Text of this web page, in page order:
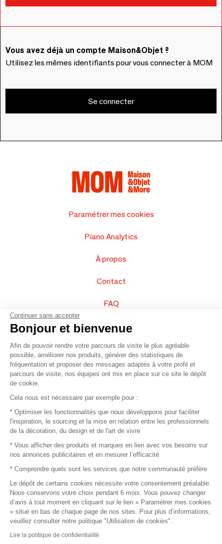
Vous avez déjà un compte Maison&Objet ?
Utilisez les mêmes identifiants pour vous connecter à MOM
Se connecter
Paramétrer mes cookies
Piano Analytics
À propos
Contact
FAQ
Vendez vos produits
Plan du site
© 2016 –Organisation SAFI
Recrutement
Mentions légales
Conditions commerciales
Continuer sans accepter
Bonjour et bienvenue
Afin de pouvoir rendre votre parcours de visite le plus agréable
possible, améliorer nos produits, générer des statistiques de
fréquentation et proposer des messages adaptés à votre profil et
parcours de visite, nos équipes ont mis en place sur ce site le dépôt
de cookie.
Cela nous est nécessaire par exemple pour :
* Optimiser les fonctionnalités que nous développons pour faciliter
l'inspiration, le sourcing et la mise en relation entre les professionnels
de la décoration, du design et de l'art de vivre
* Vous afficher des produits et marques en lien avec vos besoins sur
nos annonces publicitaires et en mesurer l’efficacité
* Comprendre quels sont les services que notre communauté préfère
Le dépôt de certains cookies nécessite votre consentement préalable.
Nous conservons votre choix pendant 6 mois. Vous pouvez changer
d’avis à tout moment en cliquant sur le lien « Paramétrer mes cookies
» situé en bas de chaque page de nos sites. Pour plus d’informations,
veuillez consulter notre politique "Utilisation de cookies".
Lire la politique de confidentialité